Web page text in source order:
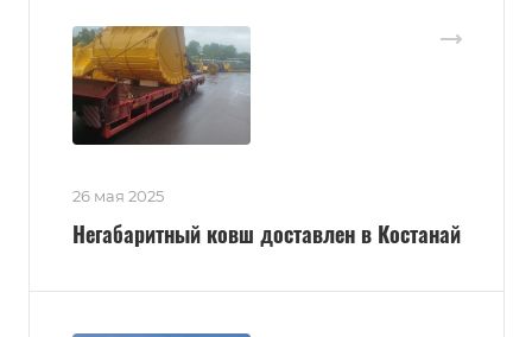
26 мая 2025
Негабаритный ковш доставлен в Костанай